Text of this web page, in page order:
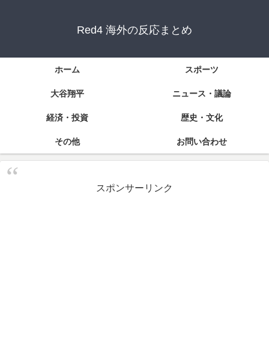
Red4 海外の反応まとめ
ホーム スポーツ
大谷翔平 ニュース・議論
経済・投資 歴史・文化
その他 お問い合わせ
スポンサーリンク